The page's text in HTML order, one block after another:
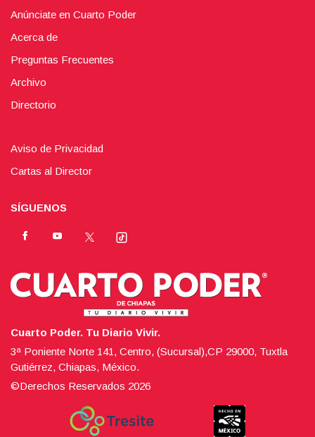
Anúnciate en Cuarto Poder
Acerca de
Preguntas Frecuentes
Archivo
Directorio
Aviso de Privacidad
Cartas al Director
SÍGUENOS
Cuarto Poder. Tu Diario Vivir.
3ª Poniente Norte 141, Centro, (Sucursal),CP 29000, Tuxtla
Gutiérrez, Chiapas, México.
©Derechos Reservados 2026